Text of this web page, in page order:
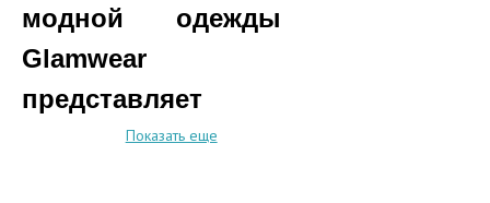
модной одежды
Glamwear
представляет
вниманиюПоказать еще